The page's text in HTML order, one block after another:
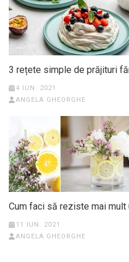
3 rețete simple de prăjituri
4 IUN. 2021
ANGELA GHEORGHE
Cum faci să reziste mai mult
11 IUN. 2021
ANGELA GHEORGHE